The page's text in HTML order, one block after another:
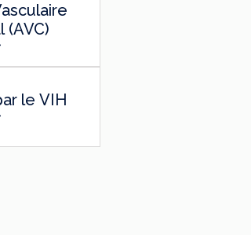
(AVC)
le VIH